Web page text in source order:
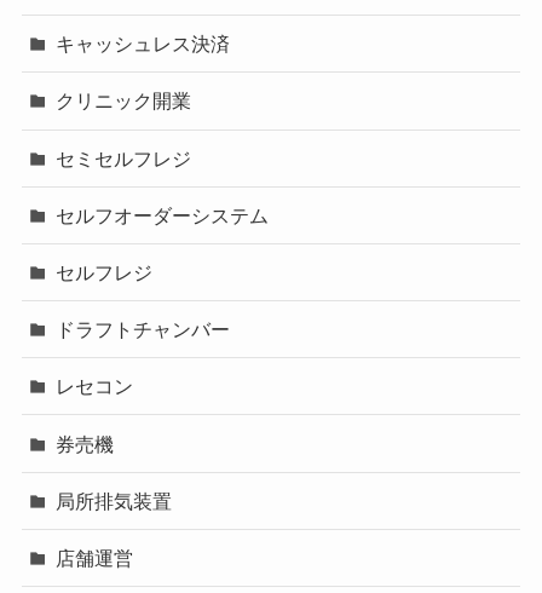
キャッシュレス決済
クリニック開業
セミセルフレジ
セルフオーダーシステム
セルフレジ
ドラフトチャンバー
レセコン
券売機
局所排気装置
店舗運営